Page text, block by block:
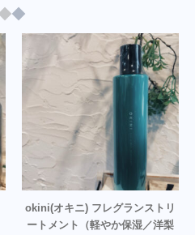
okini(オキニ) フレグランストリ
ートメント（軽やか保湿／洋梨